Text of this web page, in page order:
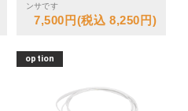
ンサです
7,500円(税込 8,250円)
option